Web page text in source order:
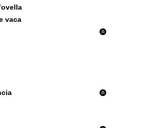
vaca